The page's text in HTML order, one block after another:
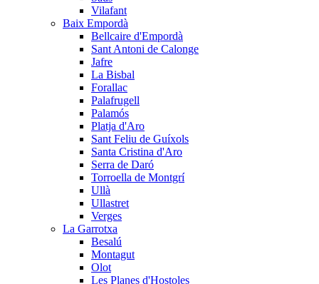
Vilafant
Baix Empordà
Bellcaire d'Empordà
Sant Antoni de Calonge
Jafre
La Bisbal
Forallac
Palafrugell
Palamós
Platja d'Aro
Sant Feliu de Guíxols
Santa Cristina d'Aro
Serra de Daró
Torroella de Montgrí
Ullà
Ullastret
Verges
La Garrotxa
Besalú
Montagut
Olot
Les Planes d'Hostoles